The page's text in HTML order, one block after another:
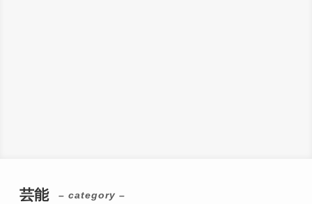
芸能 – category –